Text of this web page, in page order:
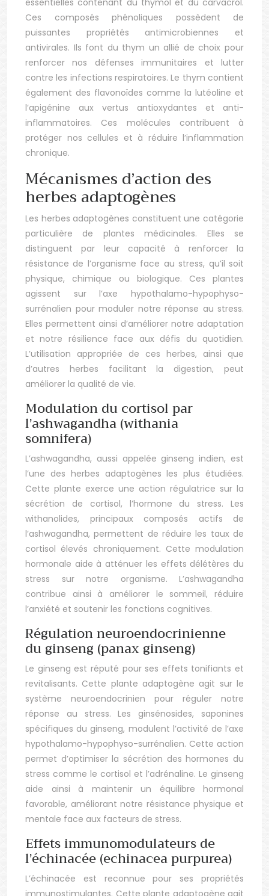
essentielles contenant du thymol et du carvacrol.
Ces composés phénoliques possèdent de
puissantes propriétés antimicrobiennes et
antivirales. Ils font du thym un allié de choix pour
renforcer nos défenses immunitaires et lutter
contre les infections respiratoires. Le thym contient
également des flavonoïdes comme la lutéoline et
l’apigénine aux vertus antioxydantes et anti-
inflammatoires. Ces molécules contribuent à
protéger nos cellules et à réduire l’inflammation
chronique.
Mécanismes d’action des
herbes adaptogènes
Les herbes adaptogènes constituent une catégorie
particulière de plantes médicinales. Elles se
distinguent par leur capacité à renforcer la
résistance de l’organisme face au stress, qu’il soit
physique, chimique ou biologique. Ces plantes
agissent sur l’axe hypothalamo-hypophyso-
surrénalien pour moduler notre réponse au stress.
Elles permettent ainsi d’améliorer notre adaptation
et notre résilience face aux défis du quotidien.
L’utilisation appropriée de ces herbes, ainsi que
d’autres herbes facilitant la digestion, peut
améliorer la qualité de vie.
Modulation du cortisol par
l’ashwagandha (withania
somnifera)
L’ashwagandha, aussi appelée ginseng indien, est
l’une des herbes adaptogènes les plus étudiées.
Cette plante exerce une action régulatrice sur la
sécrétion de cortisol, l’hormone du stress. Les
withanolides, principaux composés actifs de
l’ashwagandha, permettent de réduire les taux de
cortisol élevés chroniquement. Cette modulation
hormonale aide à atténuer les effets délétères du
stress sur notre organisme. L’ashwagandha
contribue ainsi à améliorer le sommeil, réduire
l’anxiété et soutenir les fonctions cognitives.
Régulation neuroendocrinienne
du ginseng (panax ginseng)
Le ginseng est réputé pour ses effets tonifiants et
revitalisants. Cette plante adaptogène agit sur le
système neuroendocrinien pour réguler notre
réponse au stress. Les ginsénosides, saponines
spécifiques du ginseng, modulent l’activité de l’axe
hypothalamo-hypophyso-surrénalien. Cette action
permet d’optimiser la sécrétion des hormones du
stress comme le cortisol et l’adrénaline. Le ginseng
aide ainsi à maintenir un équilibre hormonal
favorable, améliorant notre résistance physique et
mentale face aux facteurs de stress.
Effets immunomodulateurs de
l’échinacée (echinacea purpurea)
L’échinacée est reconnue pour ses propriétés
immunostimulantes. Cette plante adaptogène agit